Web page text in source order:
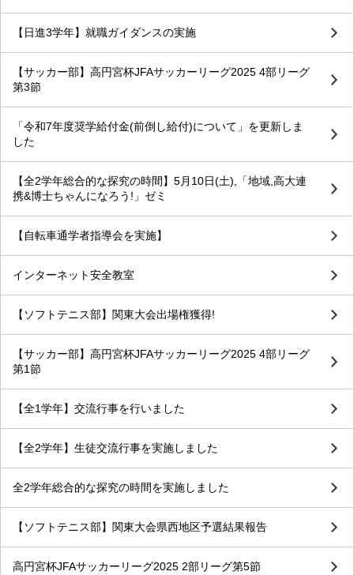
【日進3学年】就職ガイダンスの実施
【サッカー部】高円宮杯JFAサッカーリーグ2025 4部リーグ
第3節
「令和7年度奨学給付金(前倒し給付)について」を更新しま
した
【全2学年総合的な探究の時間】5月10日(土),「地域,高大連
携&博士ちゃんになろう!」ゼミ
【自転車通学者指導会を実施】
インターネット安全教室
【ソフトテニス部】関東大会出場権獲得!
【サッカー部】高円宮杯JFAサッカーリーグ2025 4部リーグ
第1節
【全1学年】交流行事を行いました
【全2学年】生徒交流行事を実施しました
全2学年総合的な探究の時間を実施しました
【ソフトテニス部】関東大会県西地区予選結果報告
高円宮杯JFAサッカーリーグ2025 2部リーグ第5節